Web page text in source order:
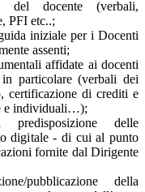
del docente (verbali,
PFI etc..;
iniziale per i Docenti
assenti;
affidate ai docenti
particolare (verbali dei
certificazione di crediti e
e individuali…);
delle
digitale - di cui al punto
fornite dal Dirigente
pubblicazione della